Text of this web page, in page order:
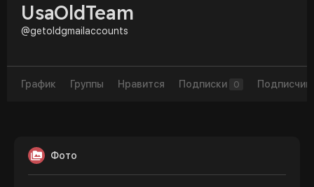
UsaOldTeam
@getoldgmailaccounts
График Группы Нравится Подписки 0
Фото